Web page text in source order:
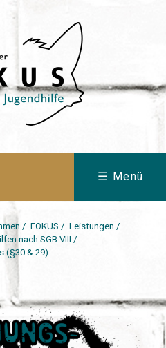
☰ Menü
/ FOKUS / Leistungen /
nach SGB VIII /
(§30 & 29)